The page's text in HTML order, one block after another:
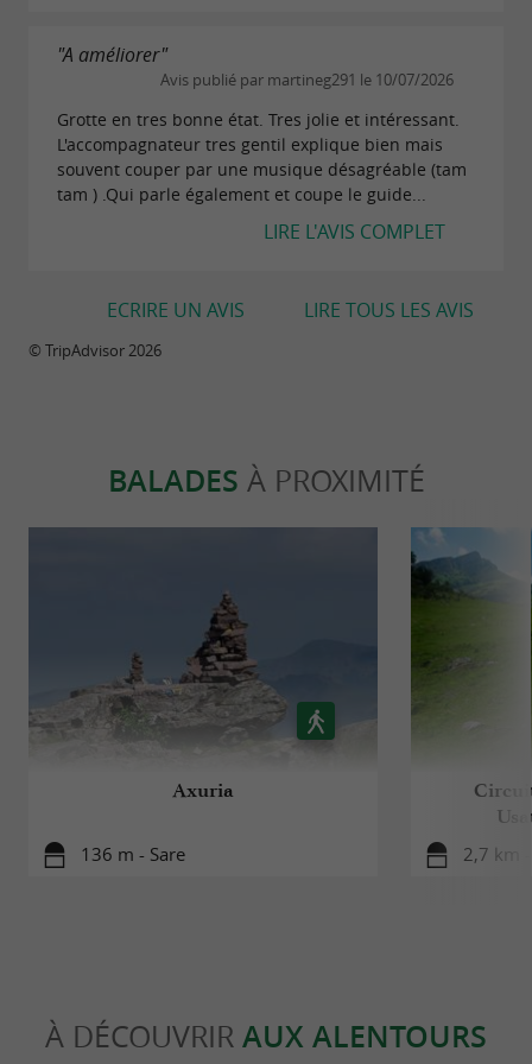
site internet.
Téléchargements :
plaquette-grottes-de-sare.pdf
"A améliorer"
Avis publié par martineg291 le 10/07/2026
Grotte en tres bonne état. Tres jolie et intéressant.
L'accompagnateur tres gentil explique bien mais
souvent couper par une musique désagréable (tam
tam ) .Qui parle également et coupe le guide...
LIRE L'AVIS COMPLET
LIRE TOUS LES AVIS
ECRIRE UN AVIS
© TripAdvisor 2026
BALADES À PROXIMITÉ
Axuria
136 m - Sare 2,7 km
À DÉCOUVRIR AUX ALENTOURS